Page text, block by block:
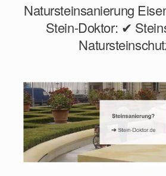
Natursteinsanierung
Stein-Doktor: ✔